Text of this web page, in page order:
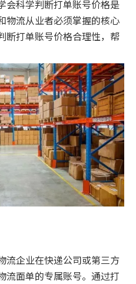
会科学判断打单账号价格是
物流从业者必须掌握的核心
断打单账号价格合理性，帮
流企业在快递公司或第三方
流面单的专属账号。通过打